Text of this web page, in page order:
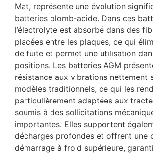
Mat, représente une évolution
batteries plomb-acide. Dans ces
l’électrolyte est absorbé dans des
placées entre les plaques, ce qui
de fuite et permet une utilisation
positions. Les batteries AGM
résistance aux vibrations nettement
modèles traditionnels, ce qui les rend
particulièrement adaptées aux
soumis à des sollicitations
importantes. Elles supportent
décharges profondes et offrent une
démarrage à froid supérieure,